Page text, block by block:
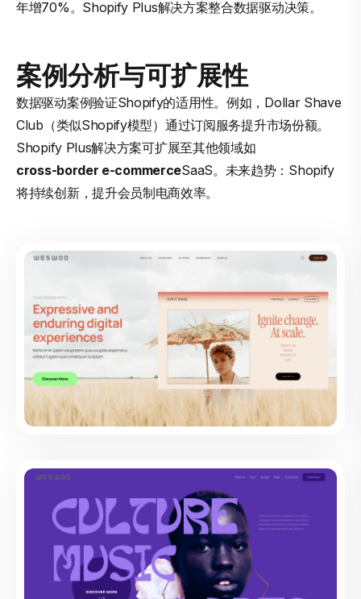
年增70%。Shopify Plus解决方案整合数据驱动决策。
案例分析与可扩展性
数据驱动案例验证Shopify的适用性。例如，Dollar Shave
Club（类似Shopify模型）通过订阅服务提升市场份额。
Shopify Plus解决方案可扩展至其他领域如
cross-border e-commerceSaaS。未来趋势：Shopify
将持续创新，提升会员制电商效率。